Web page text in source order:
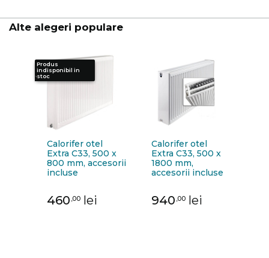
Alte alegeri populare
Calorifer otel
Extra C33, 500 x
800 mm, accesorii
incluse
460 ,00 lei
Produs
indisponibil in
stoc
Calorifer otel
Extra C33, 500 x
1800 mm,
accesorii incluse
940 ,00 lei
Produs
indisponibil in
stoc